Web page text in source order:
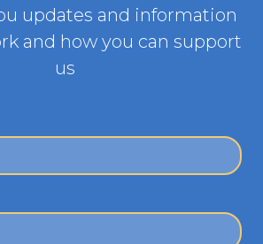
updates and information
and how you can support
us